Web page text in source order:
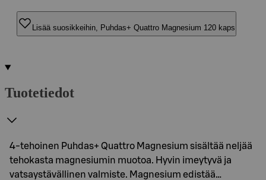
Lisää suosikkeihin, Puhdas+ Quattro Magnesium 120 kaps
Tuotetiedot
4-tehoinen Puhdas+ Quattro Magnesium sisältää neljää
tehokasta magnesiumin muotoa. Hyvin imeytyvä ja
vatsaystävällinen valmiste. Magnesium edistää…